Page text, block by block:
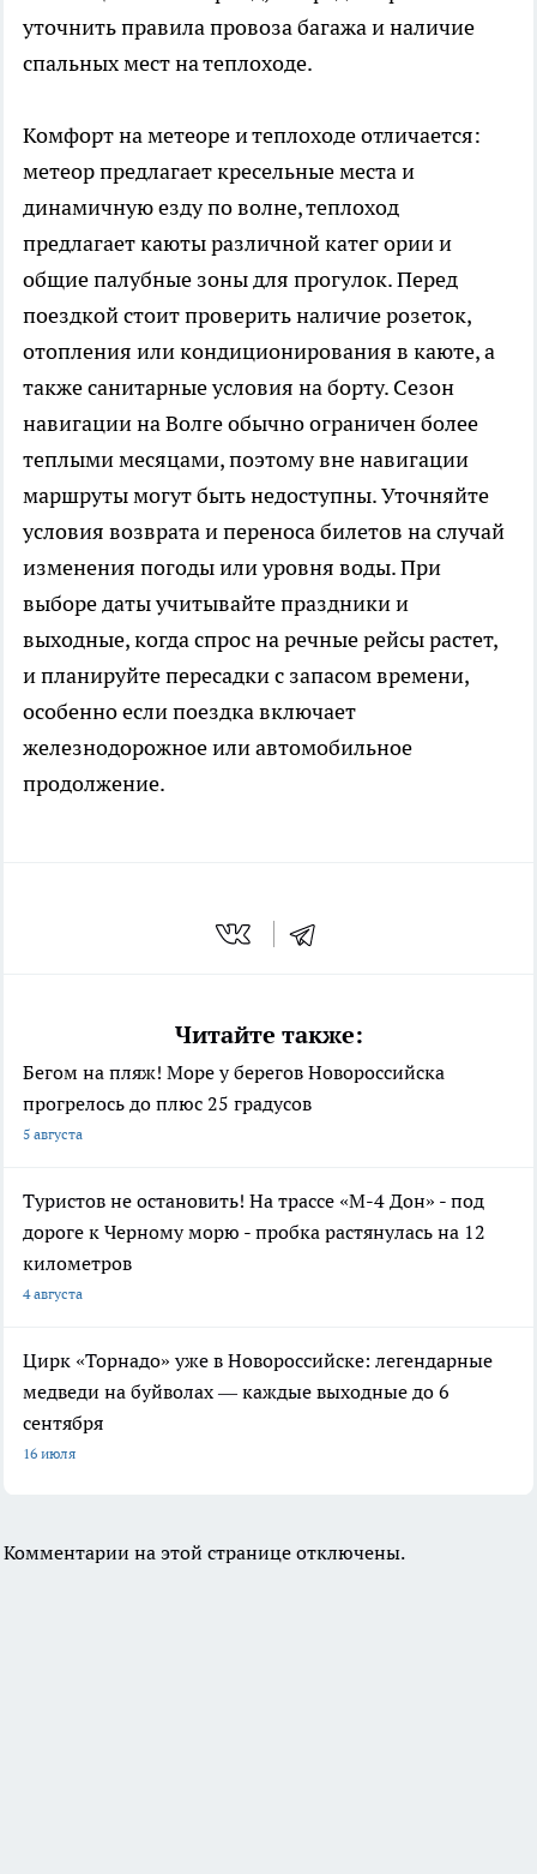
уточнить правила провоза багажа и наличие
спальных мест на теплоходе.
Комфорт на метеоре и теплоходе отличается:
метеор предлагает кресельные места и
динамичную езду по волне, теплоход
предлагает каюты различной катег ории и
общие палубные зоны для прогулок. Перед
поездкой стоит проверить наличие розеток,
отопления или кондиционирования в каюте, а
также санитарные условия на борту. Сезон
навигации на Волге обычно ограничен более
теплыми месяцами, поэтому вне навигации
маршруты могут быть недоступны. Уточняйте
условия возврата и переноса билетов на случай
изменения погоды или уровня воды. При
выборе даты учитывайте праздники и
выходные, когда спрос на речные рейсы растет,
и планируйте пересадки с запасом времени,
особенно если поездка включает
железнодорожное или автомобильное
продолжение.
Читайте также:
Бегом на пляж! Море у берегов Новороссийска
прогрелось до плюс 25 градусов
5 августа
Туристов не остановить! На трассе «М-4 Дон» - под
дороге к Черному морю - пробка растянулась на 12
километров
4 августа
Цирк «Торнадо» уже в Новороссийске: легендарные
медведи на буйволах — каждые выходные до 6
сентября
16 июля
Комментарии на этой странице отключены.